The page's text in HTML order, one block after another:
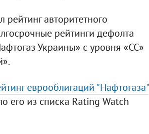
авторитетного
рейтинги дефолта
Украины» с уровня «СС»
еврооблигаций "Нафтогаза"
его из списка Rating Watch